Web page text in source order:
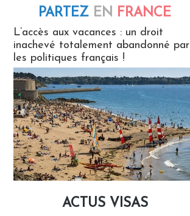
PARTEZ EN FRANCE
L’accès aux vacances : un droit
inachevé totalement abandonné par
les politiques français !
ACTUS VISAS